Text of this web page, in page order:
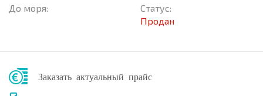
До моря:
Статус:
Продан
Заказать актуальный прайс